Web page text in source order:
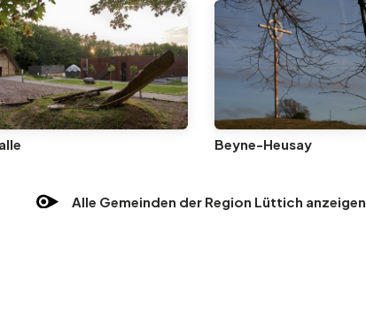
Beyne-Heusay
Alle Gemeinden der Region Lüttich anzeigen